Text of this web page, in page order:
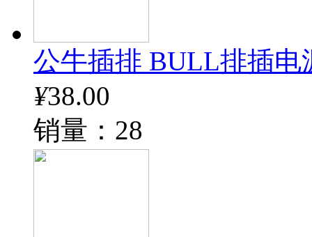
公牛插排 BULL排插电
¥38.00
销量：28